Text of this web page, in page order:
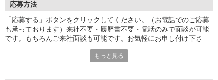
応募方法
「応募する」ボタンをクリックしてください。（お電話でのご応募
も承っております）来社不要・履歴書不要・電話のみで面談が可能
です。もちろんご来社面談も可能です。お気軽にお申し付け下さ
もっと見る